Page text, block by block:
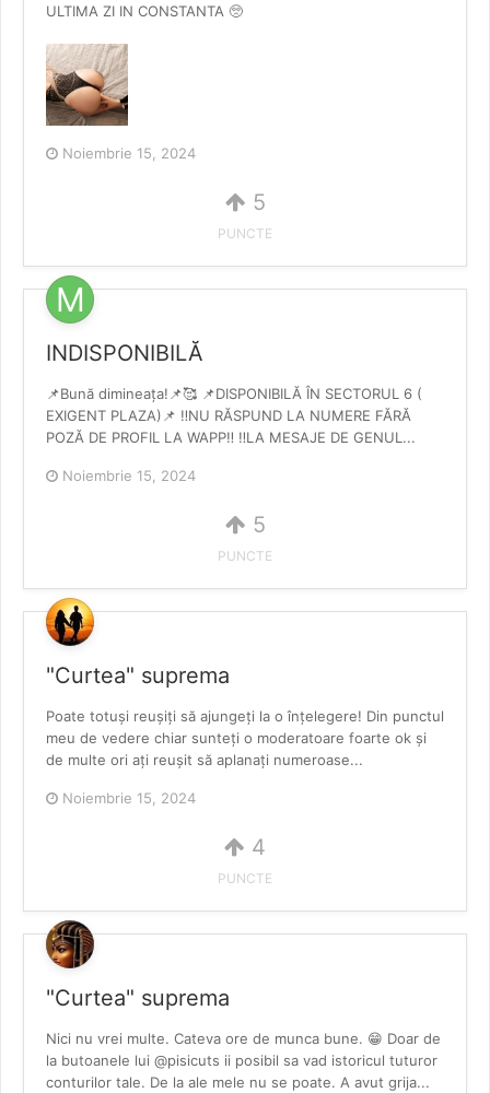
ULTIMA ZI IN CONSTANTA 🥺
Noiembrie 15, 2024
5
PUNCTE
INDISPONIBILĂ
📌Bună dimineața!📌🥰 📌DISPONIBILĂ ÎN SECTORUL 6 (
EXIGENT PLAZA)📌 ‼️NU RĂSPUND LA NUMERE FĂRĂ
POZĂ DE PROFIL LA WAPP‼️ ‼️LA MESAJE DE GENUL...
Noiembrie 15, 2024
5
PUNCTE
"Curtea" suprema
Poate totuși reușiți să ajungeți la o înțelegere! Din punctul
meu de vedere chiar sunteți o moderatoare foarte ok și
de multe ori ați reușit să aplanați numeroase...
Noiembrie 15, 2024
4
PUNCTE
"Curtea" suprema
Nici nu vrei multe. Cateva ore de munca bune. 😁 Doar de
la butoanele lui @pisicuts ii posibil sa vad istoricul tuturor
conturilor tale. De la ale mele nu se poate. A avut grija...